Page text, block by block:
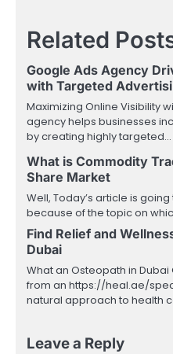
Related
Google Ads Agency
with Targeted
Maximizing Online Visibility
agency helps businesses
by creating highly targeted…
What is Commodity
Share Market
Well, Today’s article is
because of the topic on
Find Relief and
Dubai
What an Osteopath in Dubai
from an https://heal.ae/
natural approach to health
Leave a Reply